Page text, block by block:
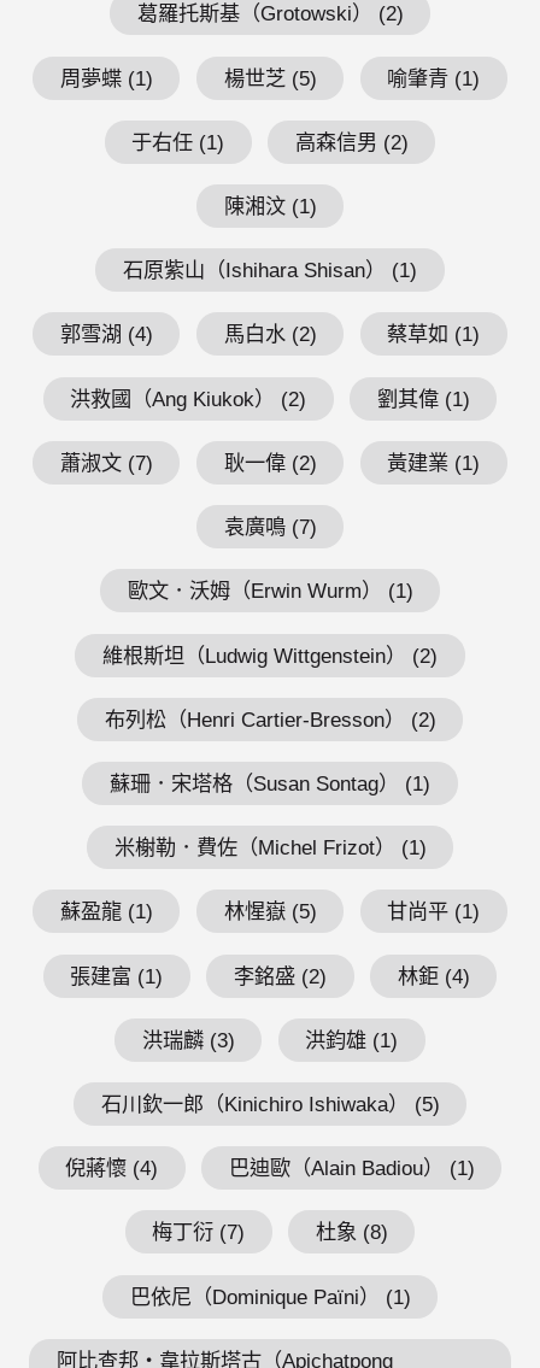
葛羅托斯基（Grotowski） (2)
周夢蝶 (1) 楊世芝 (5) 喻肇青 (1)
于右任 (1) 高森信男 (2)
陳湘汶 (1)
石原紫山（Ishihara Shisan） (1)
郭雪湖 (4) 馬白水 (2) 蔡草如 (1)
洪救國（Ang Kiukok） (2) 劉其偉 (1)
蕭淑文 (7) 耿一偉 (2) 黃建業 (1)
袁廣鳴 (7)
歐文．沃姆（Erwin Wurm） (1)
維根斯坦（Ludwig Wittgenstein） (2)
布列松（Henri Cartier-Bresson） (2)
蘇珊．宋塔格（Susan Sontag） (1)
米榭勒．費佐（Michel Frizot） (1)
蘇盈龍 (1) 林惺嶽 (5) 甘尚平 (1)
張建富 (1) 李銘盛 (2) 林鉅 (4)
洪瑞麟 (3) 洪鈞雄 (1)
石川欽一郎（Kinichiro Ishiwaka） (5)
倪蔣懷 (4) 巴迪歐（Alain Badiou） (1)
梅丁衍 (7) 杜象 (8)
巴依尼（Dominique Païni） (1)
阿比查邦・韋拉斯塔古（Apichatpong